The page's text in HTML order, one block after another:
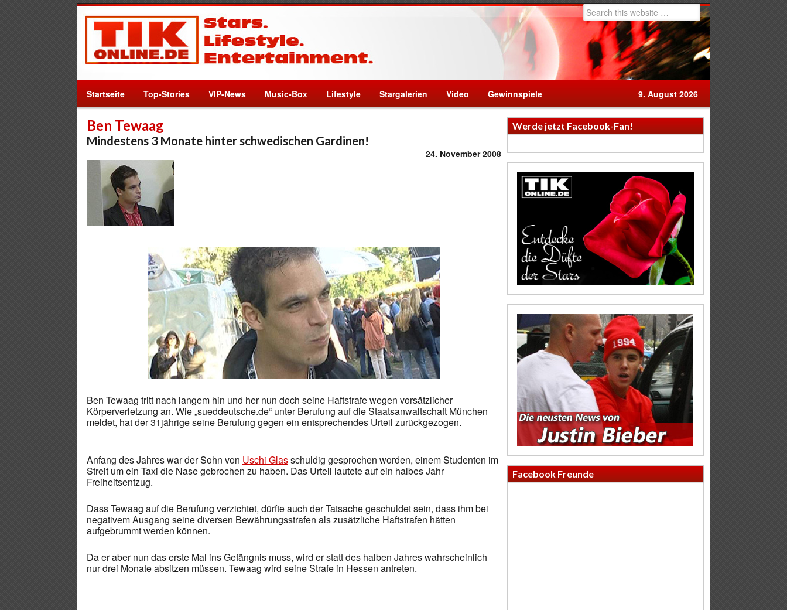
Startseite Top-Stories VIP-News Music-Box Lifestyle Stargalerien Video Gewinnspiele 9. August 2026
Ben Tewaag
Mindestens 3 Monate hinter schwedischen Gardinen!
24. November 2008
Ben Tewaag tritt nach langem hin und her nun doch seine Haftstrafe wegen vorsätzlicher
Körperverletzung an. Wie „sueddeutsche.de“ unter Berufung auf die Staatsanwaltschaft München
meldet, hat der 31jährige seine Berufung gegen ein entsprechendes Urteil zurückgezogen.
Anfang des Jahres war der Sohn von Uschi Glasschuldig gesprochen worden, einem Studenten im
Streit um ein Taxi die Nase gebrochen zu haben. Das Urteil lautete auf ein halbes Jahr
Freiheitsentzug.
Dass Tewaag auf die Berufung verzichtet, dürfte auch der Tatsache geschuldet sein, dass ihm bei
negativem Ausgang seine diversen Bewährungsstrafen als zusätzliche Haftstrafen hätten
aufgebrummt werden können.
Da er aber nun das erste Mal ins Gefängnis muss, wird er statt des halben Jahres wahrscheinlich
nur drei Monate absitzen müssen. Tewaag wird seine Strafe in Hessen antreten.
Werde jetzt Facebook-Fan!
Facebook Freunde